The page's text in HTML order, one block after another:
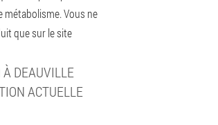
métabolisme. Vous ne
que sur le site
DEAUVILLE
ACTUELLE